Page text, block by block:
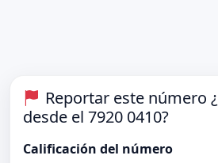
Reportar este número
desde el 7920 0410?
Calificación del número